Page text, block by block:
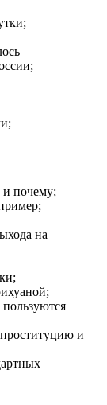
и почему;
на
и